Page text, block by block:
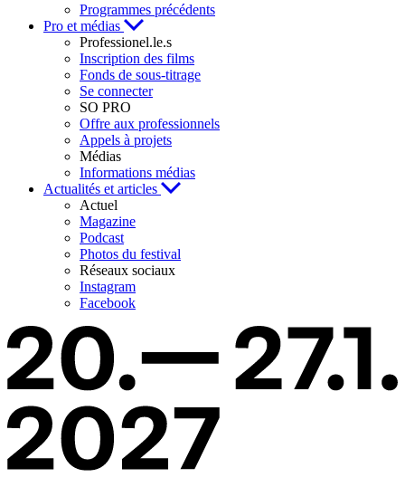
Programmes précédents
Pro et médias
Professionel.le.s
Inscription des films
Fonds de sous-titrage
Se connecter
SO PRO
Offre aux professionnels
Appels à projets
Médias
Informations médias
Actualités et articles
Actuel
Magazine
Podcast
Photos du festival
Réseaux sociaux
Instagram
Facebook